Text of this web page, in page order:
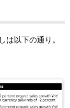
は以下の通り。